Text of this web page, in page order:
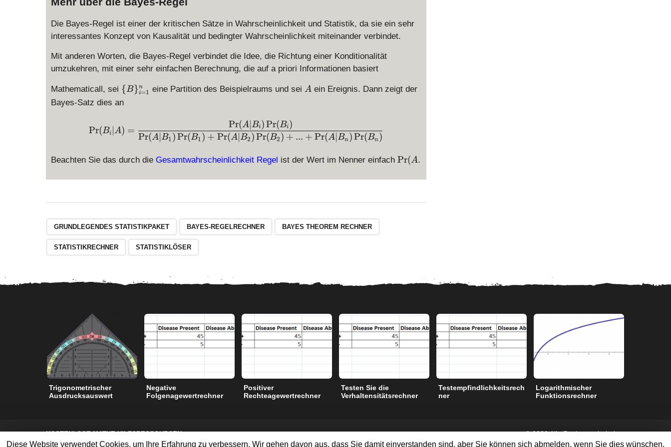
Die Bayes-Regel ist einer der kritischen Sätze in Wahrscheinlichkeit und Statistik, da sie ein sehr
interessantes Konzept von Kausalität und bedingter Wahrscheinlichkeit miteinander verbindet.
Mit anderen Worten, die Bayes-Regel verbindet die Idee, die Richtung einer Konditionalität
umzukehren, mit einer sehr einfachen Berechnung, die auf a priori Informationen basiert
Mathematicall, sei \
{
}
=
{B}i=1
n eine Partition des Beispielraums und sei A
Aein Ereignis. Dann zeigt der
Bayes-Satz dies an
\Pr(B_i | A ) = \displaystyle \frac{\Pr(A | B_i) \Pr(B_i) }{\Pr(A | B_1) \Pr(B_1) + \Pr(A | B_2)
Pr(Bi A) =
Pr(A ∣B1)Pr(B1) + Pr(A∣ B2)Pr(B2) + ... + Pr(A ∣Bn)Pr(Bn)
Pr(A∣Bi)Pr(Bi)
Beachten Sie das durch die Gesamtwahrscheinlichkeit Regel ist der Wert im Nenner einfach \
r(
Pr(A.
GRUNDLEGENDES STATISTIKPAKET BAYES-REGELRECHNER BAYES THEOREM RECHNER
STATISTIKRECHNER STATISTIKLÖSER
Trigonometrischer
Ausdrucksauswert
Negative
Folgenagewertrechner
Positiver
Rechteagewertrechner
Testen Sie die
Verhaltensitätsrechner
Testempfindlichkeitsrech
ner
Logarithmischer
Funktionsrechner
KOSTENLOSE MATHE-HILFSRESSOURCEN
NUTZUNGSBEDINGUNGEN
DATENSCHUTZ-BESTIMMUNGEN
©2026 Alle Rechte vorbehalten
Diese Website verwendet Cookies, um Ihre Erfahrung zu verbessern. Wir gehen davon aus, dass Sie damit einverstanden sind, aber Sie können sich abmelden, wenn Sie dies wünschen.